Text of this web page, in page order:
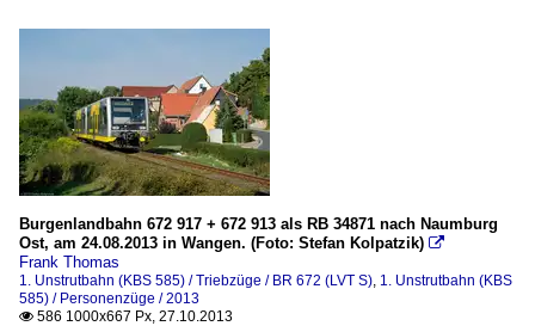
Burgenlandbahn 672 917 + 672 913 als RB 34871 nach Naumburg
Ost, am 24.08.2013 in Wangen. (Foto: Stefan Kolpatzik) 
Frank Thomas
1. Unstrutbahn (KBS 585) / Triebzüge / BR 672 (LVT S), 1. Unstrutbahn (KBS
585) / Personenzüge / 2013
 586 1000x667 Px, 27.10.2013